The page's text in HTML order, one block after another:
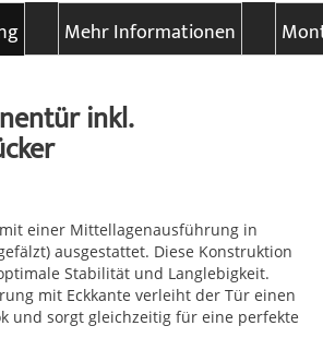
Mehr Informationen
inkl.
einer Mittellagenausführung in
ausgestattet. Diese Konstruktion
Stabilität und Langlebigkeit.
mit Eckkante verleiht der Tür einen
und sorgt gleichzeitig für eine perfekte